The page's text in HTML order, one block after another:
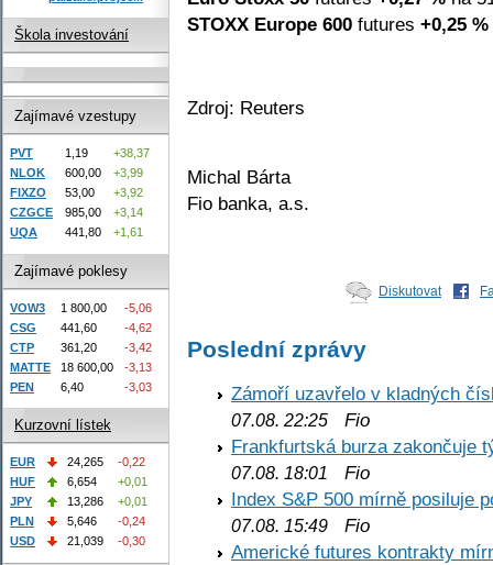
STOXX Europe 600 futures +0,25 %
Zdroj: Reuters
Michal Bárta
Fio banka, a.s.
Diskutovat
Poslední zprávy
Zámoří uzavřelo v kladných
07.08. 22:25 Fio
Frankfurtská burza zakončuje
07.08. 18:01
Fio
Index S&P 500 mírně posiluje
07.08. 15:49 Fio
Americké futures kontrakty
Škola investování
Zajímavé vzestupy
PVT 1,19
+38,37
NLOK
600,00
+3,99
FIXZO
53,00
+3,92
CZGCE
985,00
+3,14
UQA
441,80 +1,61
Zajímavé poklesy
VOW3 1 800,00
-5,06
CSG
441,60
-4,62
CTP
361,20
-3,42
MATTE
18 600,00
-3,13
PEN
6,40 -3,03
Kurzovní lístek
EUR 24,265
-0,22
HUF
6,654
+0,01
JPY
13,286
+0,01
PLN
5,646
-0,24
USD
21,039 -0,30